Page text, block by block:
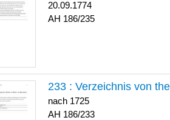
20.09.1774
186/235
233 : Verzeichnis von
nach 1725
186/233